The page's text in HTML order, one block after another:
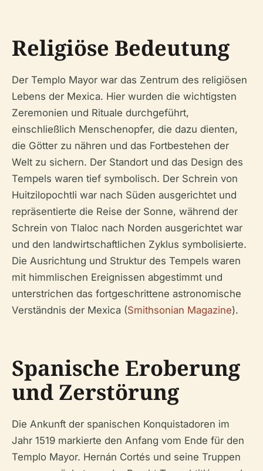
Religiöse Bedeutung
Der Templo Mayor war das Zentrum des religiösen
Lebens der Mexica. Hier wurden die wichtigsten
Zeremonien und Rituale durchgeführt,
einschließlich Menschenopfer, die dazu dienten,
die Götter zu nähren und das Fortbestehen der
Welt zu sichern. Der Standort und das Design des
Tempels waren tief symbolisch. Der Schrein von
Huitzilopochtli war nach Süden ausgerichtet und
repräsentierte die Reise der Sonne, während der
Schrein von Tlaloc nach Norden ausgerichtet war
und den landwirtschaftlichen Zyklus symbolisierte.
Die Ausrichtung und Struktur des Tempels waren
mit himmlischen Ereignissen abgestimmt und
unterstrichen das fortgeschrittene astronomische
Verständnis der Mexica (Smithsonian Magazine).
Spanische Eroberung
und Zerstörung
Die Ankunft der spanischen Konquistadoren im
Jahr 1519 markierte den Anfang vom Ende für den
Templo Mayor. Hernán Cortés und seine Truppen